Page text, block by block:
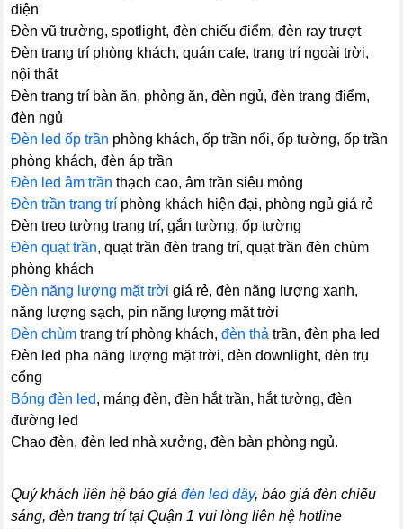
điện
Đèn vũ trường, spotlight, đèn chiếu điểm, đèn ray trượt
Đèn trang trí phòng khách, quán cafe, trang trí ngoài trời,
nội thất
Đèn trang trí bàn ăn, phòng ăn, đèn ngủ, đèn trang điểm,
đèn ngủ
Đèn led ốp trần phòng khách, ốp trần nổi, ốp tường, ốp trần
phòng khách, đèn áp trần
Đèn led âm trần thạch cao, âm trần siêu mỏng
Đèn trần trang trí phòng khách hiện đại, phòng ngủ giá rẻ
Đèn treo tường trang trí, gắn tường, ốp tường
Đèn quạt trần, quạt trần đèn trang trí, quạt trần đèn chùm
phòng khách
Đèn năng lượng mặt trời giá rẻ, đèn năng lượng xanh,
năng lượng sạch, pin năng lượng mặt trời
Đèn chùm trang trí phòng khách,đèn thả trần, đèn pha led
Đèn led pha năng lượng mặt trời, đèn downlight, đèn trụ
cổng
Bóng đèn led, máng đèn, đèn hắt trần, hắt tường, đèn
đường led
Chao đèn, đèn led nhà xưởng, đèn bàn phòng ngủ.
Quý khách liên hệ báo giáđèn led dây, báo giá đèn chiếu
sáng, đèn trang trí tại Quận 1 vui lòng liên hệ hotline